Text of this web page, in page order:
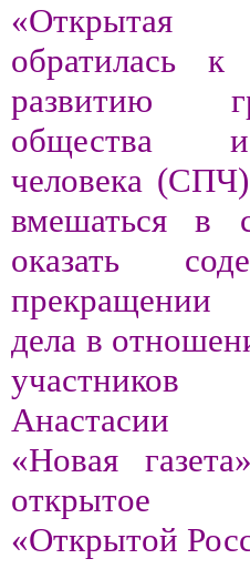
обратилась
развитию
общества
человека
вмешаться в
оказать
прекращении
дела в
Анастасии
«Новая
«Открытой